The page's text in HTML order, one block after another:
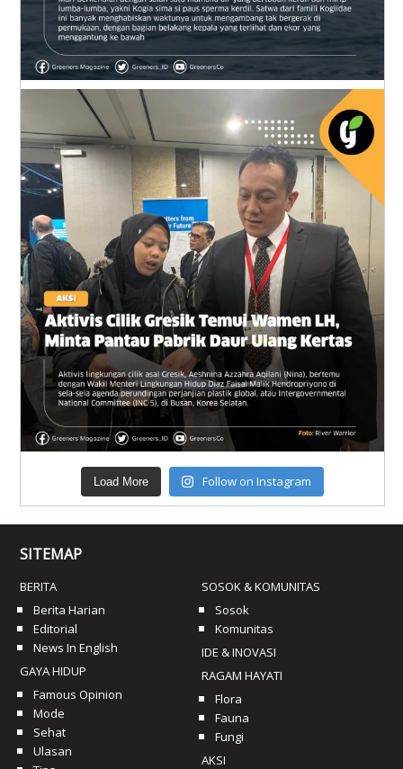
Load More Follow on Instagram
SITEMAP
BERITA
Berita Harian
Editorial
News In English
GAYA HIDUP
Famous Opinion
Mode
Sehat
Ulasan
SOSOK & KOMUNITAS
Sosok
Komunitas
IDE & INOVASI
RAGAM HAYATI
Flora
Fauna
Fungi
AKSI